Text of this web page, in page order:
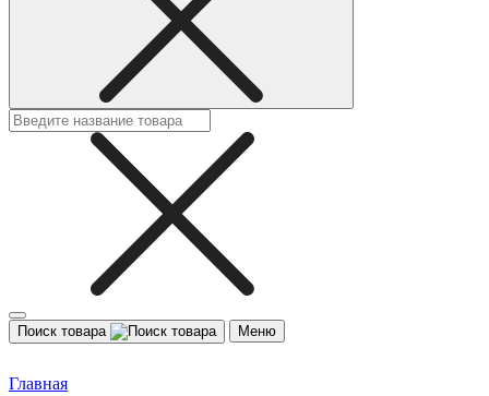
Поиск товара Меню
Главная